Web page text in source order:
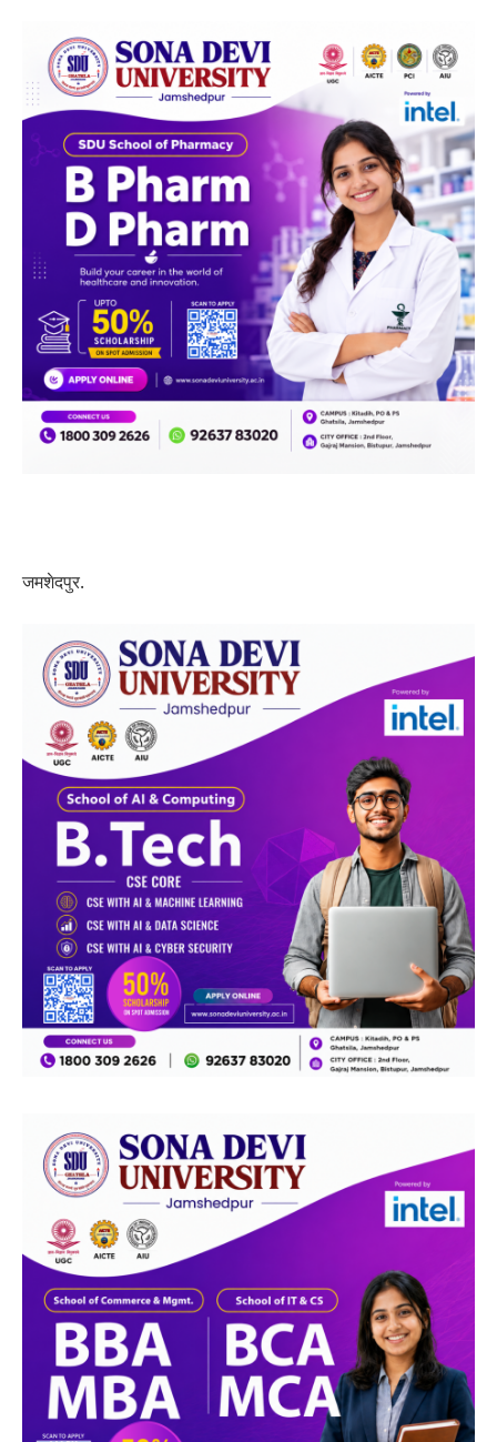
जमशेदपुर.